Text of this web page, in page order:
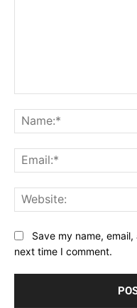
Save my name,
next time I comment.